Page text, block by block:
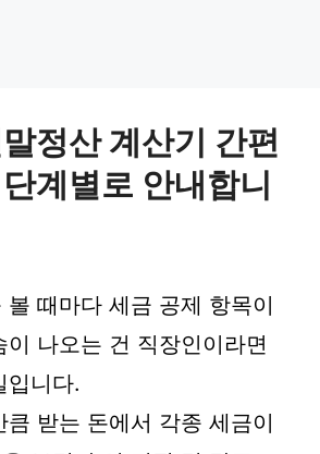
정산 계산기 간편
계별로 안내합니
볼 때마다 세금 공제 항목이
이 나오는 건 직장인이라면
입니다.
큼 받는 돈에서 각종 세금이